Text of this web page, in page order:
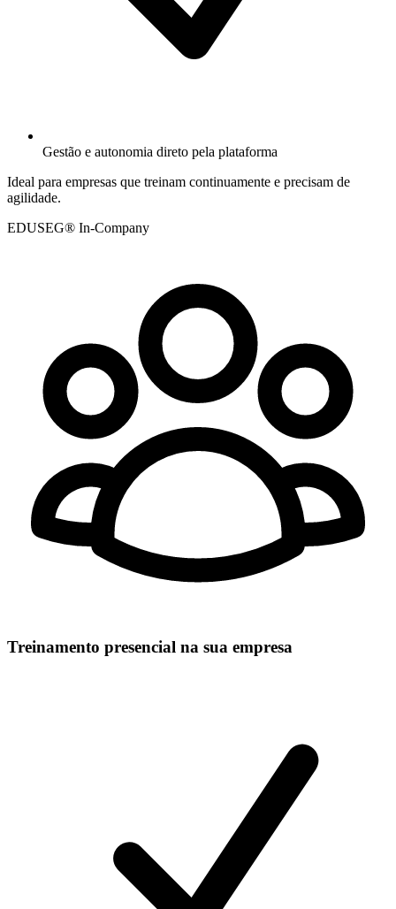
Gestão e autonomia direto pela plataforma
Ideal para empresas que treinam continuamente e precisam de
agilidade.
EDUSEG® In-Company
Treinamento presencial na sua empresa